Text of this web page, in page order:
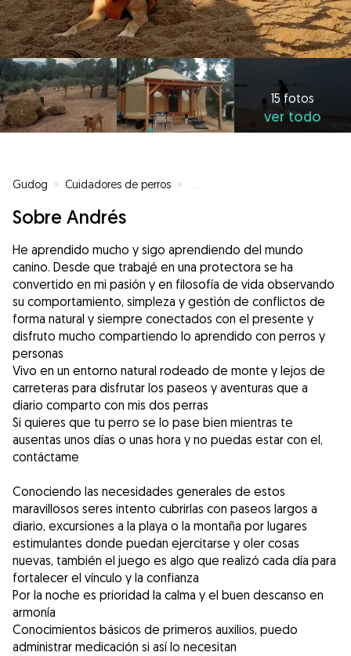
15 fotos
ver todo
Gudog » Cuidadores de perros »
Sobre Andrés
He aprendido mucho y sigo aprendiendo del mundo
canino. Desde que trabajé en una protectora se ha
convertido en mi pasión y en filosofía de vida observando
su comportamiento, simpleza y gestión de conflictos de
forma natural y siempre conectados con el presente y
disfruto mucho compartiendo lo aprendido con perros y
personas
Vivo en un entorno natural rodeado de monte y lejos de
carreteras para disfrutar los paseos y aventuras que a
diario comparto con mis dos perras
Si quieres que tu perro se lo pase bien mientras te
ausentas unos días o unas hora y no puedas estar con el,
contáctame
Conociendo las necesidades generales de estos
maravillosos seres intento cubrirlas con paseos largos a
diario, excursiones a la playa o la montaña por lugares
estimulantes donde puedan ejercitarse y oler cosas
nuevas, también el juego es algo que realizó cada día para
fortalecer el vínculo y la confianza
Por la noche es prioridad la calma y el buen descanso en
armonía
Conocimientos básicos de primeros auxilios, puedo
administrar medicación si así lo necesitan